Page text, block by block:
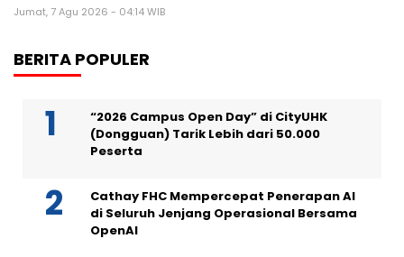
Jumat, 7 Agu 2026 - 04:14 WIB
BERITA POPULER
“2026 Campus Open Day” di CityUHK
(Dongguan) Tarik Lebih dari 50.000
Peserta
Cathay FHC Mempercepat Penerapan AI
di Seluruh Jenjang Operasional Bersama
OpenAI